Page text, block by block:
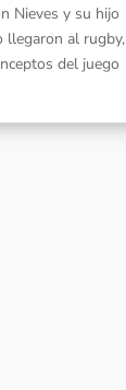
Nieves y su hijo
llegaron al rugby,
del juego